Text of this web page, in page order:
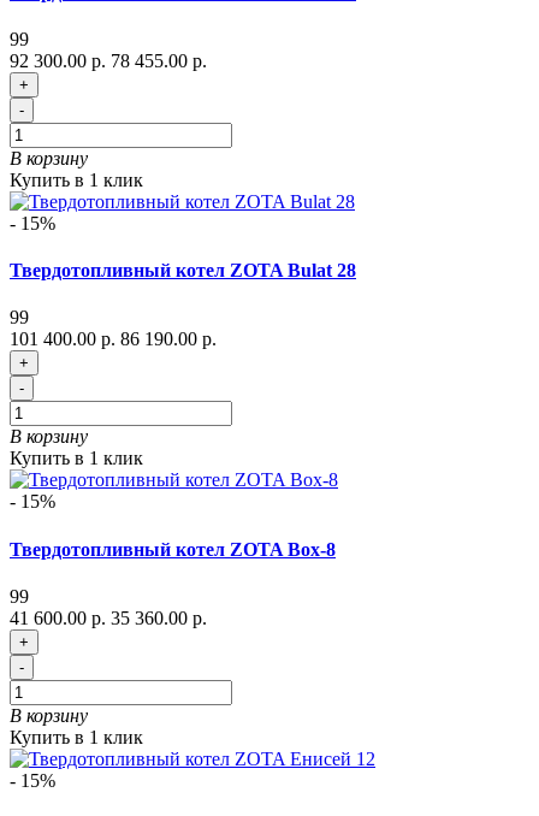
99
92 300.00 р. 78 455.00 р.
+
-
В корзину
Купить в 1 клик
- 15%
Твердотопливный котел ZOTA Bulat 28
99
101 400.00 р. 86 190.00 р.
+
-
В корзину
Купить в 1 клик
- 15%
Твердотопливный котел ZOTA Box-8
99
41 600.00 р. 35 360.00 р.
+
-
В корзину
Купить в 1 клик
- 15%